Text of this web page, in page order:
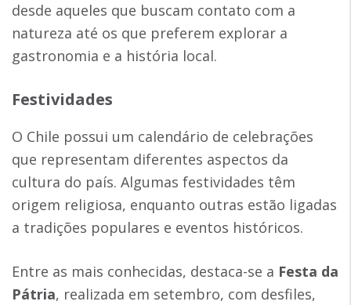
desde aqueles que buscam contato com a
natureza até os que preferem explorar a
gastronomia e a história local.
Festividades
O Chile possui um calendário de celebrações
que representam diferentes aspectos da
cultura do país. Algumas festividades têm
origem religiosa, enquanto outras estão ligadas
a tradições populares e eventos históricos.
Entre as mais conhecidas, destaca-se a Festa da
Pátria, realizada em setembro, com desfiles,